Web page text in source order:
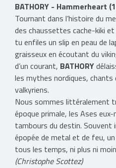
BATHORY - Hammerheart
Tournant dans l’histoire du
des chaussettes cache-kiki
tu enfiles un slip en peau de
graisseux en écoutant du
d’un courant, BATHORY
les mythes nordiques,
valkyriens.
Nous sommes littéralement
époque primale, les Ases
tambours du destin. Souvent
épopée de metal et de feu,
tous les temps, ni plus ni
(Christophe Scottez)